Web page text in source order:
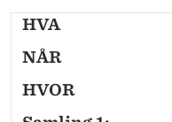
MHVA
NÅR
HVOR